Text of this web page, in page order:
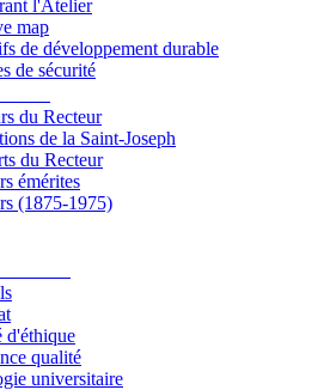
l'Atelier
map
de développement durable
de sécurité
du Recteur
de la Saint-Joseph
du Recteur
émérites
(1875-1975)
d'éthique
qualité
universitaire